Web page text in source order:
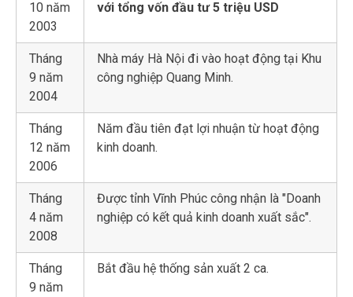
10 năm
2003
với tổng vốn đầu tư 5 triệu USD
Tháng
9 năm
2004
Nhà máy Hà Nội đi vào hoạt động tại Khu
công nghiệp Quang Minh.
Tháng
12 năm
2006
Năm đầu tiên đạt lợi nhuận từ hoạt động
kinh doanh.
Tháng
4 năm
2008
Được tỉnh Vĩnh Phúc công nhận là "Doanh
nghiệp có kết quả kinh doanh xuất sắc".
Tháng
9 năm
Bắt đầu hệ thống sản xuất 2 ca.